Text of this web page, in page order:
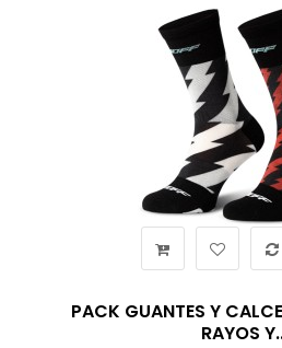
PACK GUANTES Y
RAYOS